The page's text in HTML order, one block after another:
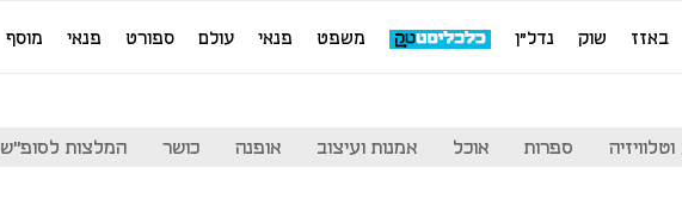
באזז שוק נדל"ן משפט פנאי עולם ספורט פנאי מוסף
ספרות אוכל אמנות ועיצוב אופנה כושר המלצות לסופ"ש